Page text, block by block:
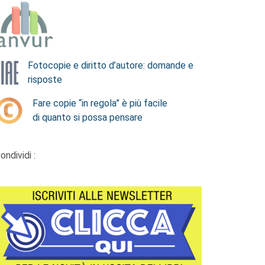
Fotocopie e diritto d’autore: domande e
risposte
Fare copie “in regola” è più facile
di quanto si possa pensare
: